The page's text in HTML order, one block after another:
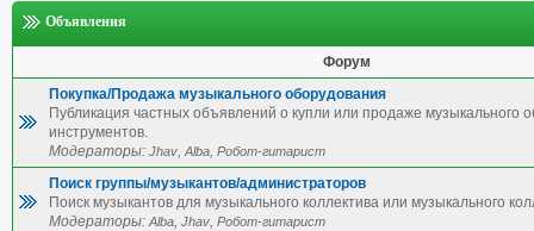
Объявления
Форум
Покупка/Продажа музыкального оборудования
Публикация частных объявлений о купли или продаже музыкального
инструментов.
Модераторы: Jhav,Alba, Робот-гитарист
Поиск группы/музыкантов/администраторов
Поиск музыкантов для музыкального коллектива или музыкального
Модераторы:Alba, Jhav, Робот-гитарист